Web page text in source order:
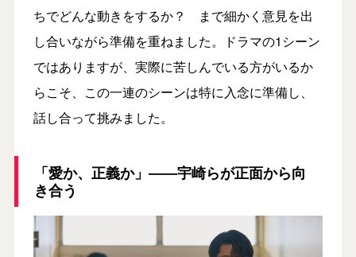
ちでどんな動きをするか？ まで細かく意見を出
し合いながら準備を重ねました。ドラマの1シーン
ではありますが、実際に苦しんでいる方がいるか
らこそ、この一連のシーンは特に入念に準備し、
話し合って挑みました。
「愛か、正義か」――宇崎らが正面から向
き合う